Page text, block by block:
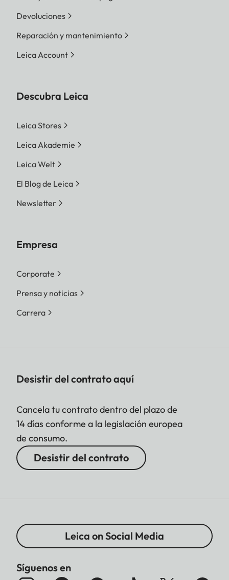
Devoluciones
Reparación y mantenimiento
Leica Account
Descubra Leica
Leica Stores
Leica Akademie
Leica Welt
El Blog de Leica
Newsletter
Empresa
Corporate
Prensa y noticias
Carrera
Desistir del contrato aquí
Cancela tu contrato dentro del plazo de
14 días conforme a la legislación europea
de consumo.
Desistir del contrato
Leica on Social Media
Síguenos en